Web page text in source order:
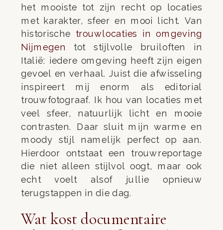
het mooiste tot zijn recht op locaties
met karakter, sfeer en mooi licht. Van
historische trouwlocaties in omgeving
Nijmegen tot stijlvolle bruiloften in
Italië: iedere omgeving heeft zijn eigen
gevoel en verhaal. Juist die afwisseling
inspireert mij enorm als editorial
trouwfotograaf. Ik hou van locaties met
veel sfeer, natuurlijk licht en mooie
contrasten. Daar sluit mijn warme en
moody stijl namelijk perfect op aan.
Hierdoor ontstaat een trouwreportage
die niet alleen stijlvol oogt, maar ook
echt voelt alsof jullie opnieuw
terugstappen in die dag.
Wat kost documentaire